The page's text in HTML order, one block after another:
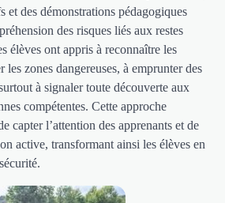
et des démonstrations pédagogiques
des risques liés aux restes
élèves ont appris à reconnaître les
les zones dangereuses, à emprunter des
à signaler toute découverte aux
compétentes. Cette approche
capter l’attention des apprenants et de
active, transformant ainsi les élèves en